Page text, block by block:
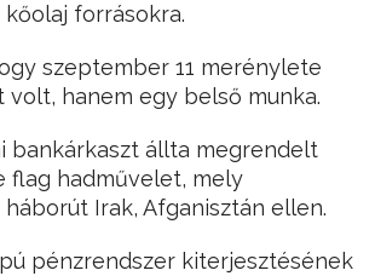
forrásokra.
szeptember 11 merénylete
volt, hanem egy belső munka.
bankárkaszt állta megrendelt
flag hadművelet, mely
Irak, Afganisztán ellen.
pénzrendszer kiterjesztésének